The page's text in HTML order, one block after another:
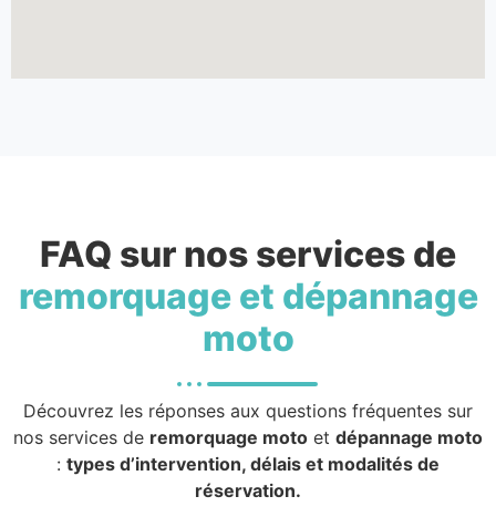
FAQ sur nos services de
remorquage et dépannage
moto
Découvrez les réponses aux questions fréquentes sur
nos services de remorquage moto et dépannage moto
: types d’intervention, délais et modalités de
réservation.